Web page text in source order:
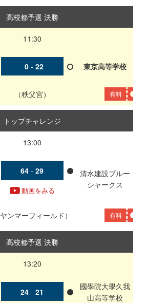
高校都予選 決勝
11:30
0 - 22 東京高等学校
秩父宮 有料
トップチャレンジ
13:00
64 - 29
動画をみる
清水建設ブルー
シャークス
ヤンマーフィールド 有料
高校都予選 決勝
13:20
24 - 21
國學院大學久我
山高等学校